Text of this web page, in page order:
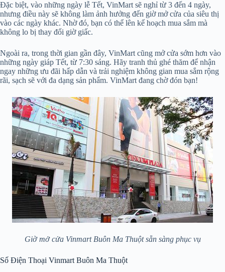
Đặc biệt, vào những ngày lễ Tết, VinMart sẽ nghỉ từ 3 đến 4 ngày,
nhưng điều này sẽ không làm ảnh hưởng đến giờ mở cửa của siêu thị
vào các ngày khác. Nhờ đó, bạn có thể lên kế hoạch mua sắm mà
không lo bị thay đổi giờ giấc.
Ngoài ra, trong thời gian gần đây, VinMart cũng mở cửa sớm hơn vào
những ngày giáp Tết, từ 7:30 sáng. Hãy tranh thủ ghé thăm để nhận
ngay những ưu đãi hấp dẫn và trải nghiệm không gian mua sắm rộng
rãi, sạch sẽ với đa dạng sản phẩm. VinMart đang chờ đón bạn!
Giờ mở cửa Vinmart Buôn Ma Thuột sẵn sàng phục vụ
Số Điện Thoại Vinmart Buôn Ma Thuột